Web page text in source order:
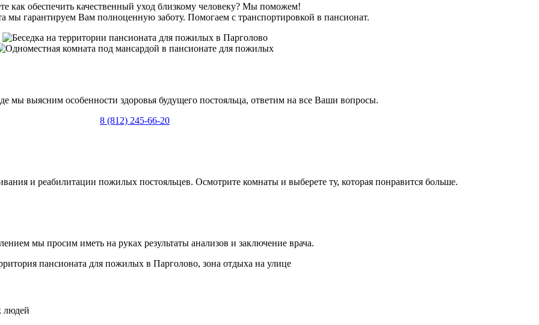
как обеспечить качественный уход близкому человеку? Мы поможем!
мы гарантируем Вам полноценную заботу. Помогаем с транспортировкой в пансионат.
мы выясним особенности здоровья будущего постояльца, ответим на все Ваши вопросы.
8 (812) 245-66-20
и реабилитации пожилых постояльцев. Осмотрите комнаты и выберете ту, которая понравится больше.
мы просим иметь на руках результаты анализов и заключение врача.